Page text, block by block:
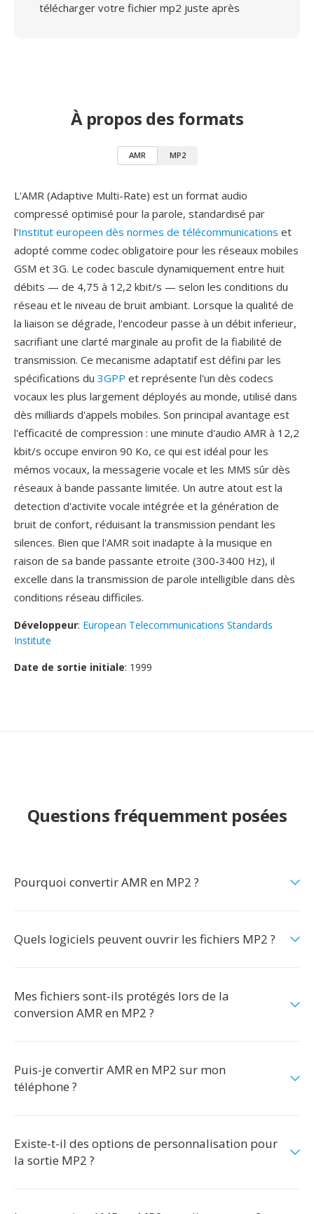
télécharger votre fichier mp2 juste après
À propos des formats
AMR MP2
L'AMR (Adaptive Multi-Rate) est un format audio
compressé optimisé pour la parole, standardisé par
l'Institut europeen dès normes de télécommunications et
adopté comme codec obligatoire pour les réseaux mobiles
GSM et 3G. Le codec bascule dynamiquement entre huit
débits — de 4,75 à 12,2 kbit/s — selon les conditions du
réseau et le niveau de bruit ambiant. Lorsque la qualité de
la liaison se dégrade, l'encodeur passe à un débit inferieur,
sacrifiant une clarté marginale au profit de la fiabilité de
transmission. Ce mecanisme adaptatif est défini par les
spécifications du 3GPP et représente l'un dès codecs
vocaux les plus largement déployés au monde, utilisé dans
dès milliards d'appels mobiles. Son principal avantage est
l'efficacité de compression : une minute d'audio AMR à 12,2
kbit/s occupe environ 90 Ko, ce qui est idéal pour les
mémos vocaux, la messagerie vocale et les MMS sûr dès
réseaux à bande passante limitée. Un autre atout est la
detection d'activite vocale intégrée et la génération de
bruit de confort, réduisant la transmission pendant les
silences. Bien que l'AMR soit inadapte à la musique en
raison de sa bande passante etroite (300-3400 Hz), il
excelle dans la transmission de parole intelligible dans dès
conditions réseau difficiles.
Développeur: European Telecommunications Standards
Institute
Date de sortie initiale: 1999
Questions fréquemment posées
Pourquoi convertir AMR en MP2 ?
Quels logiciels peuvent ouvrir les fichiers MP2 ?
Mes fichiers sont-ils protégés lors de la
conversion AMR en MP2 ?
Puis-je convertir AMR en MP2 sur mon
téléphone ?
Existe-t-il des options de personnalisation pour
la sortie MP2 ?